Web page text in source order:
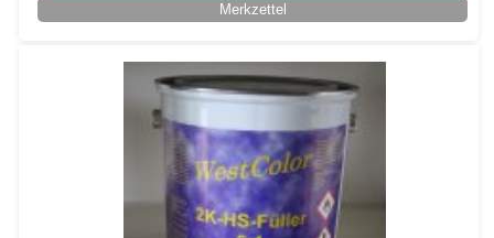
Merkzettel